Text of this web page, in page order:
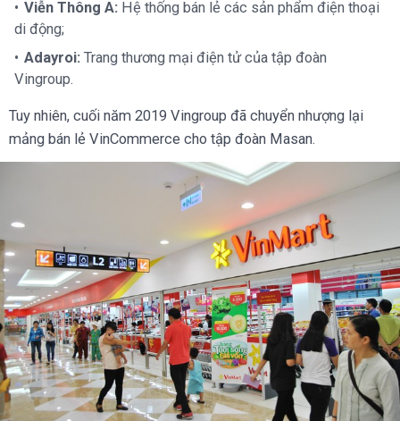
Viễn Thông A: Hệ thống bán lẻ các sản phẩm điện thoại
di động;
Adayroi: Trang thương mại điện tử của tập đoàn
Vingroup.
Tuy nhiên, cuối năm 2019 Vingroup đã chuyển nhượng lại
mảng bán lẻ VinCommerce cho tập đoàn Masan.